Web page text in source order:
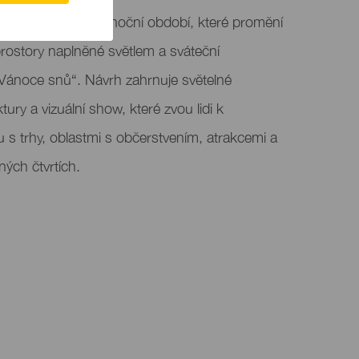
představuje vánoční období, které promění
naplněné světlem a sváteční
snů“. Návrh zahrnuje světelné
a vizuální show, které zvou lidi k
s trhy, oblastmi s občerstvením, atrakcemi a
čtvrtích.